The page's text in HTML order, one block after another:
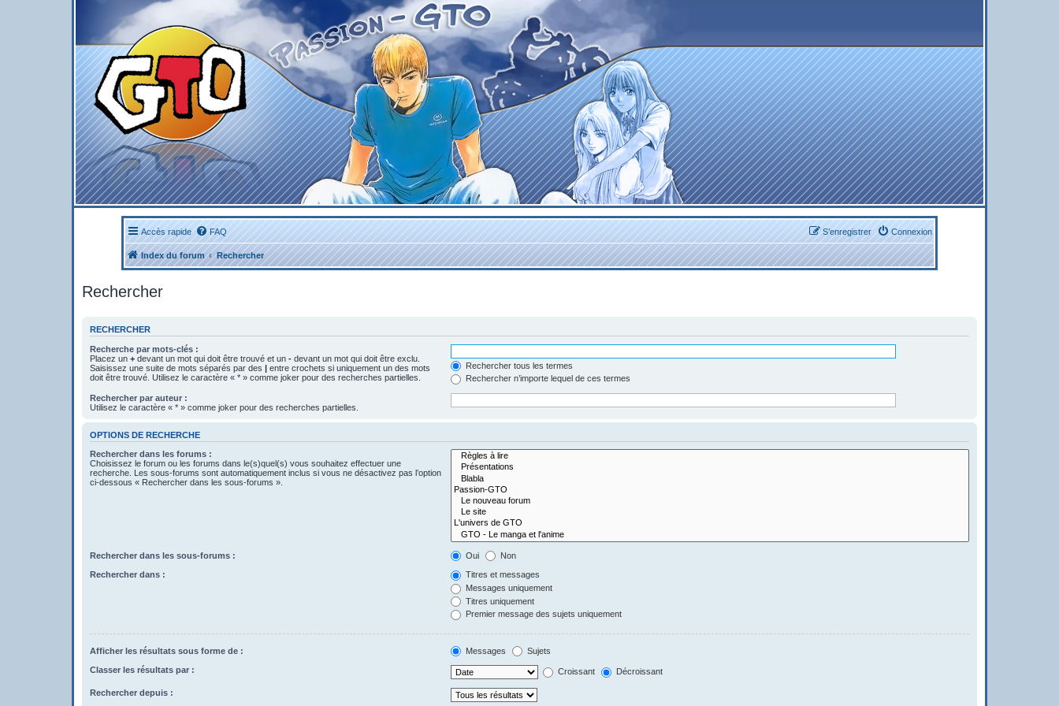
Accès rapide FAQ Connexion
S’enregistrer
Index du forum Rechercher
Rechercher
RECHERCHER
Recherche par mots-clés :
Placez un + devant un mot qui doit être trouvé et un - devant un mot qui doit être exclu.
Saisissez une suite de mots séparés par des | entre crochets si uniquement un des mots
doit être trouvé. Utilisez le caractère « * » comme joker pour des recherches partielles.
Rechercher tous les termes
Rechercher n’importe lequel de ces termes
Rechercher par auteur :
Utilisez le caractère « * » comme joker pour des recherches partielles.
OPTIONS DE RECHERCHE
Rechercher dans les forums :
Choisissez le forum ou les forums dans le(s)quel(s) vous souhaitez effectuer une
recherche. Les sous-forums sont automatiquement inclus si vous ne désactivez pas l’option
ci-dessous « Rechercher dans les sous-forums ».
Rechercher dans les sous-forums : Oui Non
Rechercher dans :
Titres et messages
Messages uniquement
Titres uniquement
Premier message des sujets uniquement
Afficher les résultats sous forme de : Messages Sujets
Classer les résultats par : Croissant Décroissant
Rechercher depuis :